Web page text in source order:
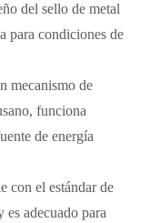
del sello de metal
para condiciones de
mecanismo de
funciona
de energía
con el estándar de
adecuado para